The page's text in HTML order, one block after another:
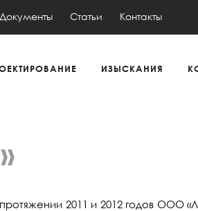
Документы Статьи Контакты
ИЗЫСКАНИЯ
2011 и 2012 годов ООО